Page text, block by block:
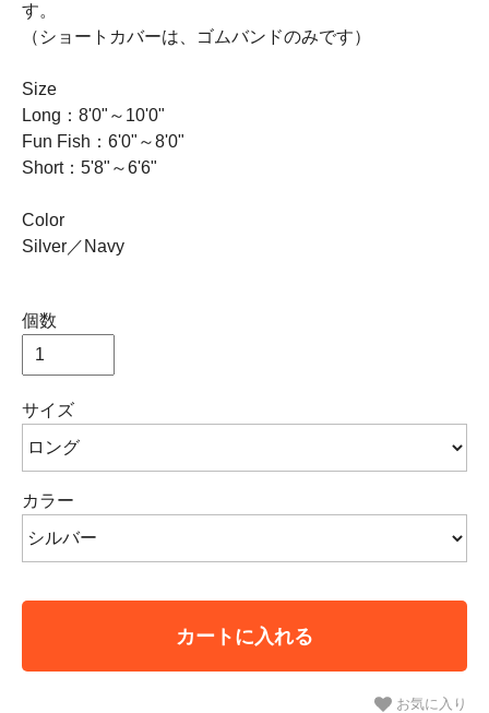
す。
（ショートカバーは、ゴムバンドのみです）
Size
Long：8'0"～10'0"
Fun Fish：6'0"～8'0"
Short：5'8"～6'6"
Color
Silver／Navy
個数
サイズ
カラー
カートに入れる
お気に入り